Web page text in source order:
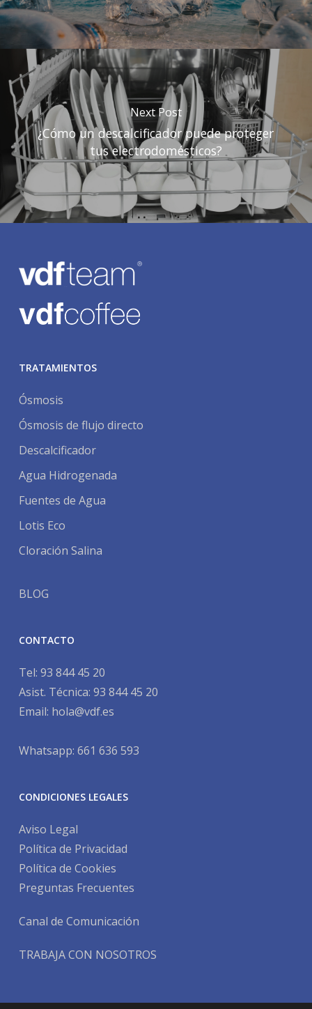
Next Post
¿Cómo un descalcificador puede proteger
tus electrodomésticos?
TRATAMIENTOS
Ósmosis
Ósmosis de flujo directo
Descalcificador
Agua Hidrogenada
Fuentes de Agua
Lotis Eco
Cloración Salina
BLOG
CONTACTO
Tel: 93 844 45 20
Asist. Técnica: 93 844 45 20
Email: hola@vdf.es
Whatsapp: 661 636 593
CONDICIONES LEGALES
Aviso Legal
Política de Privacidad
Política de Cookies
Preguntas Frecuentes
Canal de Comunicación
TRABAJA CON NOSOTROS